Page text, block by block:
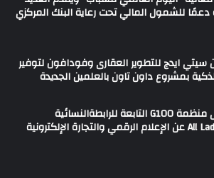
للشمول المالي تحت رعاية البنك المركزي
سيتي ايدج للتطوير العقارى وفودافون لتوفير
چرمين عامر تنضم إلى منظمة G100 التابعة للرابطةالنسائية